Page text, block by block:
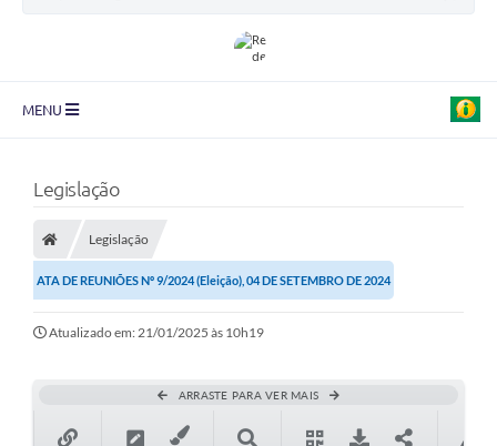
MENU
Transparência
Diário Oficial
Legislação
Turismo
Legislação
Legislação
ATA DE REUNIÕES Nº 9/2024 (Eleição), 04 DE SETEMBRO DE 2024
Atualizado em: 21/01/2025 às 10h19
ARRASTE PARA VER MAIS